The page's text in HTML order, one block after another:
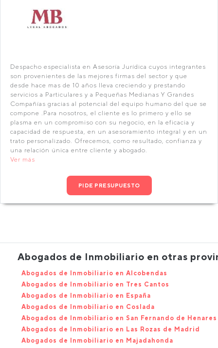
Despacho especialista en Asesoría Jurídica cuyos integrantes
son provenientes de las mejores firmas del sector y que
desde hace mas de 10 años lleva creciendo y prestando
servicios a Particulares y a Pequeñas Medianas Y Grandes
Compañías gracias al potencial del equipo humano del que se
compone .Para nosotros, el cliente es lo primero y ello se
plasma en un compromiso con su negocio, en la eficacia y
capacidad de respuesta, en un asesoramiento integral y en un
trato personalizado. Ofrecemos, como resultado, confianza y
una relación única entre cliente y abogado.
Ver más
PIDE PRESUPUESTO
Abogados de Inmobiliario en otras
Abogados de Inmobiliario en Alcobendas
Abogados de Inmobiliario en Tres Cantos
Abogados de Inmobiliario en España
Abogados de Inmobiliario en Coslada
Abogados de Inmobiliario en San Fernando de Henares
Abogados de Inmobiliario en Las Rozas de Madrid
Abogados de Inmobiliario en Majadahonda